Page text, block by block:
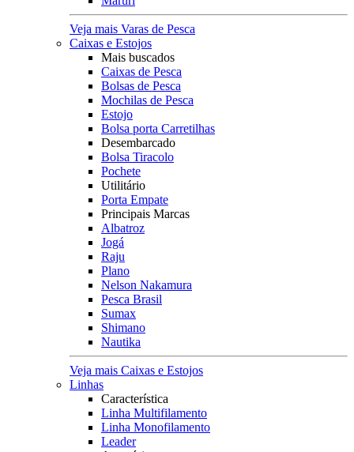
Veja mais Varas de Pesca
Caixas e Estojos
Mais buscados
Caixas de Pesca
Bolsas de Pesca
Mochilas de Pesca
Estojo
Bolsa porta Carretilhas
Desembarcado
Bolsa Tiracolo
Pochete
Utilitário
Porta Empate
Principais Marcas
Albatroz
Jogá
Raju
Plano
Nelson Nakamura
Pesca Brasil
Sumax
Shimano
Nautika
Veja mais Caixas e Estojos
Linhas
Característica
Linha Multifilamento
Linha Monofilamento
Leader